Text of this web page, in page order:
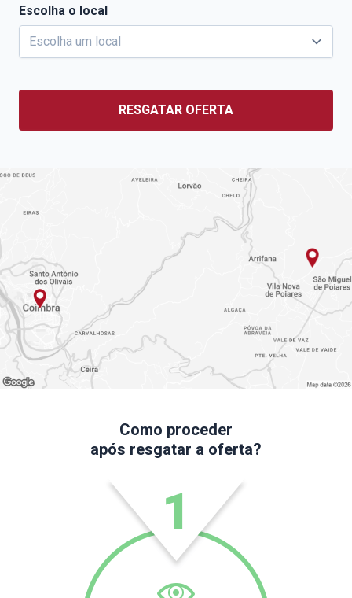
Escolha o local
RESGATAR OFERTA
Como proceder
após resgatar a oferta?